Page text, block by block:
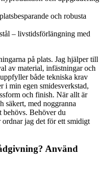
och robusta
– livstidsförlängning med
på plats. Jag hjälper till
av material, infästningar och
både tekniska krav
i min egen smidesverkstad,
och finish. När allt är
säkert, med noggranna
behövs. Behöver du
jag det för ett smidigt
Använd